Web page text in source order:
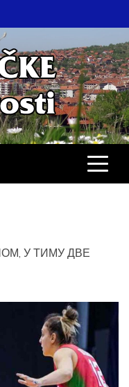
ЕКОНОМИЈА,
ИМЕНИК,
У ТИМУ ДВЕ